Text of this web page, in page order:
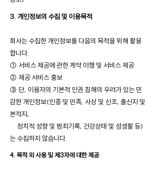
3. 개인정보의 수집 및 이용목적
회사는 수집한 개인정보를 다음의 목적을 위해 활용
합니다.
① 서비스 제공에 관한 계약 이행 및 서비스 제공
② 제공 서비스 홍보
③ 단, 이용자의 기본적 인권 침해의 우려가 있는 민
감한 개인정보(인종 및 민족, 사상 및 신조, 출신지 및
본적지,
정치적 성향 및 범죄기록, 건강상태 및 성생활 등)
는 수집하지 않습니다.
4. 목적 외 사용 및 제3자에 대한 제공